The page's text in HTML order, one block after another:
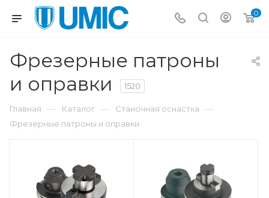
0
Фрезерные патроны
и оправки
1520
Главная — Каталог — Станочная оснастка —
Фрезерные патроны и оправки